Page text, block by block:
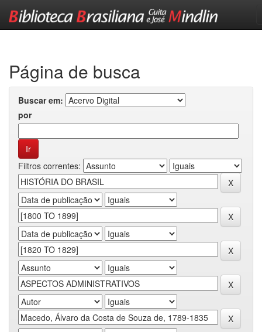
Página de busca
Buscar em:
por
Filtros correntes: